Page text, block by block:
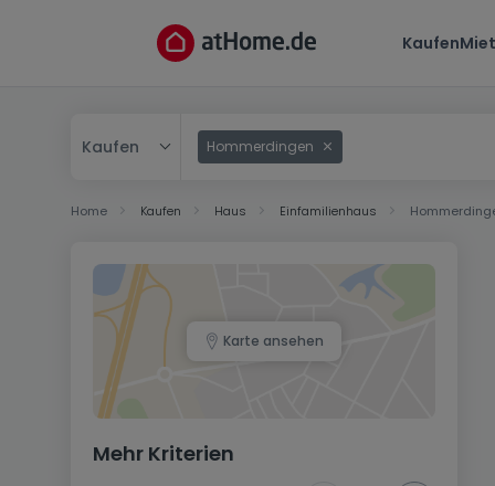
Kaufen
Kaufen Hommerdingen
Home Kaufen Haus Einfamilienhaus
Karte ansehen
Mehr Kriterien